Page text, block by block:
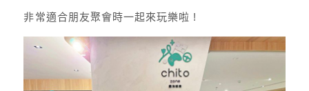
非常適合朋友聚會時一起來玩樂啦 !